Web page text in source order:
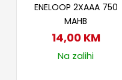
ENELOOP 2XAAA 750
MAHB
14,00 KM
Na zalihi